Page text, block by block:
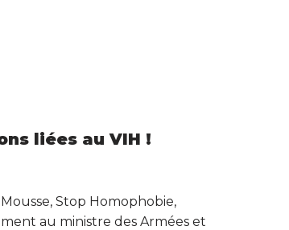
liées au VIH !
Stop Homophobie,
au ministre des Armées et